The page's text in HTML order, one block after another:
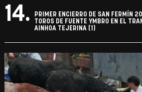
14.
PRIMER ENCIERRO DE SAN FERMÍN
TOROS DE FUENTE YMBRO EN EL
AINHOA TEJERINA (1)